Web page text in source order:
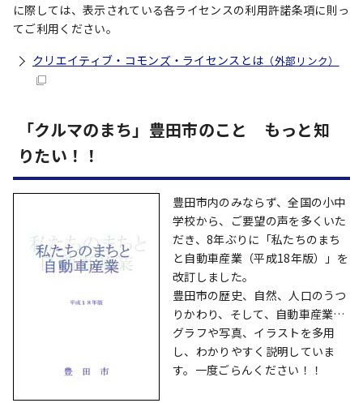
に際しては、表示されている各ライセンスの利用許諾条項に則っ
てご利用ください。
クリエイティブ・コモンズ・ライセンスとは （外部リンク）
「クルマのまち」豊田市のこと もっと知
りたい！！
豊田市内のみならず、全国の小中
学校から、ご要望の声を多くいた
だき、8年ぶりに「私たちのまち
と自動車産業（平成18年版）」を
改訂しました。
豊田市の歴史、自然、人口のうつ
りかわり、そして、自動車産業…
グラフや写真、イラストを多用
し、わかりやすく説明していま
す。一度ごらんください！！